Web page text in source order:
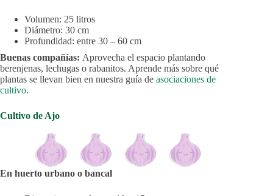
Volumen: 25 litros
Diámetro: 30 cm
Profundidad: entre 30 – 60 cm
Buenas compañías: Aprovecha el espacio plantando
berenjenas, lechugas o rabanitos. Aprende más sobre qué
plantas se llevan bien en nuestra guía de asociaciones de
cultivo.
Cultivo de Ajo
En huerto urbano o bancal